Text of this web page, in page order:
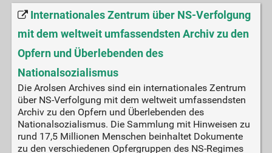
Internationales Zentrum über NS-Verfolgung
mit dem weltweit umfassendsten Archiv zu den
Opfern und Überlebenden des
Nationalsozialismus
Die Arolsen Archives sind ein internationales Zentrum
über NS-Verfolgung mit dem weltweit umfassendsten
Archiv zu den Opfern und Überlebenden des
Nationalsozialismus. Die Sammlung mit Hinweisen zu
rund 17,5 Millionen Menschen beinhaltet Dokumente
zu den verschiedenen Opfergruppen des NS-Regimes